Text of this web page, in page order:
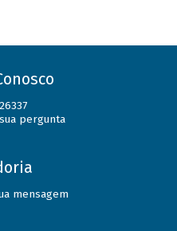
pergunta
mensagem